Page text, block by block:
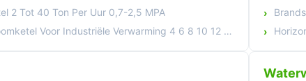
2 Tot 40 Ton Per Uur 0,7-2,5 MPA
Voor Industriële Verwarming 4 6 8 10 12 15 16 20 Ton/U